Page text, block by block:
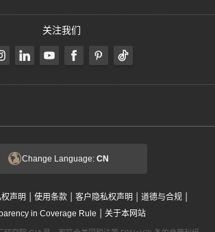
关注我们
Change Language: CN
权声明 | 使用条款 | 客户隐私权声明 | 道德与合规 |
in Coverage Rule | 关于本网站